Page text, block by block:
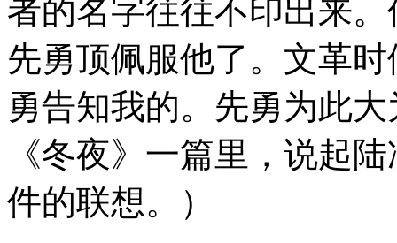
者的名字往往不印出来
先勇顶佩服他了。文革
勇告知我的。先勇为此
《冬夜》一篇里，说起
件的联想。）